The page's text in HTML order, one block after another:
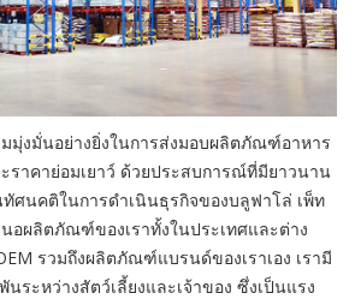
นอย่างยิ่งในการส่งมอบผลิตภัณฑ์อาหาร
ราคาย่อมเยาว์ ด้วยประสบการณ์ที่มียาวนาน
ศนคติในการดำเนินธุรกิจของบลูฟาโล่ เพ็ท
นอผลิตภัณฑ์ของเราทั้งในประเทศและต่าง
รวมถึงผลิตภัณฑ์แบรนด์ของเราเอง เรามี
นระหว่างสัตว์เลี้ยงและเจ้าของ ซึ่งเป็นแรง